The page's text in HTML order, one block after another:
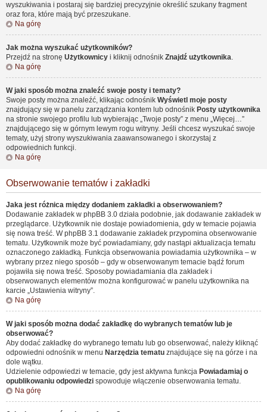
wyszukiwania i postaraj się bardziej precyzyjnie określić szukany fragment
oraz fora, które mają być przeszukane.
Na górę
Jak można wyszukać użytkowników?
Przejdź na stronę Użytkownicy i kliknij odnośnik Znajdź użytkownika.
Na górę
W jaki sposób można znaleźć swoje posty i tematy?
Swoje posty można znaleźć, klikając odnośnik Wyświetl moje posty
znajdujący się w panelu zarządzania kontem lub odnośnik Posty użytkownika
na stronie swojego profilu lub wybierając „Twoje posty” z menu „Więcej…”
znajdującego się w górnym lewym rogu witryny. Jeśli chcesz wyszukać swoje
tematy, użyj strony wyszukiwania zaawansowanego i skorzystaj z
odpowiednich funkcji.
Na górę
Obserwowanie tematów i zakładki
Jaka jest różnica między dodaniem zakładki a obserwowaniem?
Dodawanie zakładek w phpBB 3.0 działa podobnie, jak dodawanie zakładek w
przeglądarce. Użytkownik nie dostaje powiadomienia, gdy w temacie pojawia
się nowa treść. W phpBB 3.1 dodawanie zakładek przypomina obserwowanie
tematu. Użytkownik może być powiadamiany, gdy nastąpi aktualizacja tematu
oznaczonego zakładką. Funkcja obserwowania powiadamia użytkownika – w
wybrany przez niego sposób – gdy w obserwowanym temacie bądź forum
pojawiła się nowa treść. Sposoby powiadamiania dla zakładek i
obserwowanych elementów można konfigurować w panelu użytkownika na
karcie „Ustawienia witryny”.
Na górę
W jaki sposób można dodać zakładkę do wybranych tematów lub je
obserwować?
Aby dodać zakładkę do wybranego tematu lub go obserwować, należy kliknąć
odpowiedni odnośnik w menu Narzędzia tematu znajdujące się na górze i na
dole wątku.
Udzielenie odpowiedzi w temacie, gdy jest aktywna funkcja Powiadamiaj o
opublikowaniu odpowiedzi spowoduje włączenie obserwowania tematu.
Na górę